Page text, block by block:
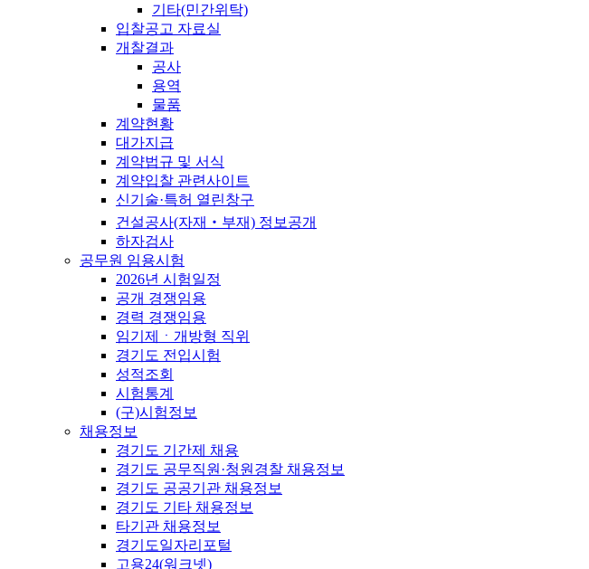
기타(민간위탁)
입찰공고 자료실
개찰결과
공사
용역
물품
계약현황
대가지급
계약법규 및 서식
계약입찰 관련사이트
신기술·특허 열린창구
건설공사(자재‧부재) 정보공개
하자검사
공무원 임용시험
2026년 시험일정
공개 경쟁임용
경력 경쟁임용
임기제ㆍ개방형 직위
경기도 전입시험
성적조회
시험통계
(구)시험정보
채용정보
경기도 기간제 채용
경기도 공무직원·청원경찰 채용정보
경기도 공공기관 채용정보
경기도 기타 채용정보
타기관 채용정보
경기도일자리포털
고용24(워크넷)